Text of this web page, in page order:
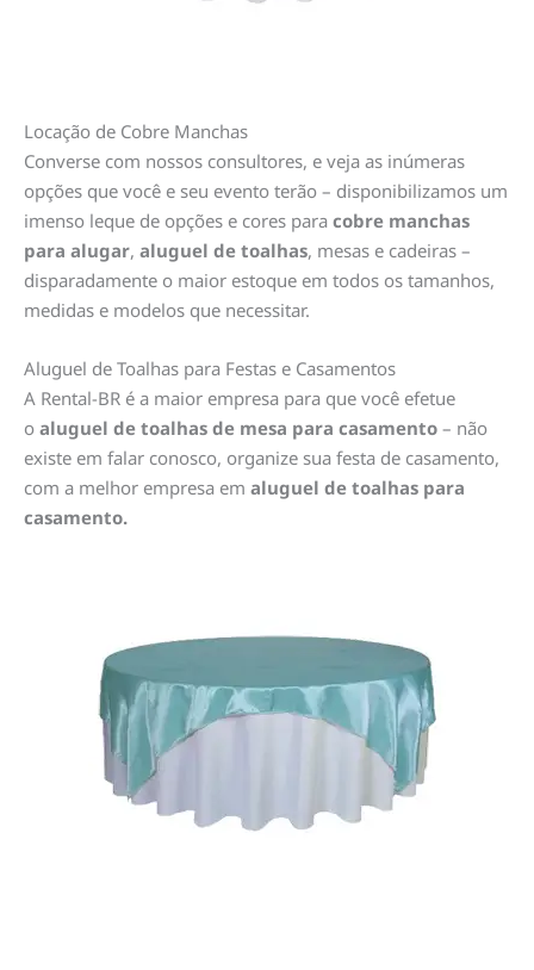
Locação de Cobre Manchas
Converse com nossos consultores, e veja as inúmeras
opções que você e seu evento terão – disponibilizamos um
imenso leque de opções e cores para cobre manchas
para alugar, aluguel de toalhas, mesas e cadeiras –
disparadamente o maior estoque em todos os tamanhos,
medidas e modelos que necessitar.
Aluguel de Toalhas para Festas e Casamentos
A Rental-BR é a maior empresa para que você efetue
o aluguel de toalhas de mesa para casamento – não
existe em falar conosco, organize sua festa de casamento,
com a melhor empresa em aluguel de toalhas para
casamento.